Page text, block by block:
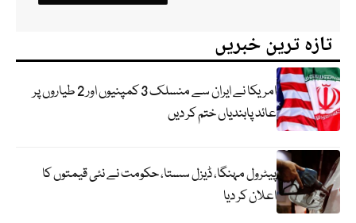
تازہ ترین خبریں
امریکا نے ایران سے منسلک 3 کمپنیوں اور 2 طیاروں پر
عائد پابندیاں ختم کر دیں
پیٹرول مہنگا، ڈیزل سستا، حکومت نے نئی قیمتوں کا
اعلان کر دیا